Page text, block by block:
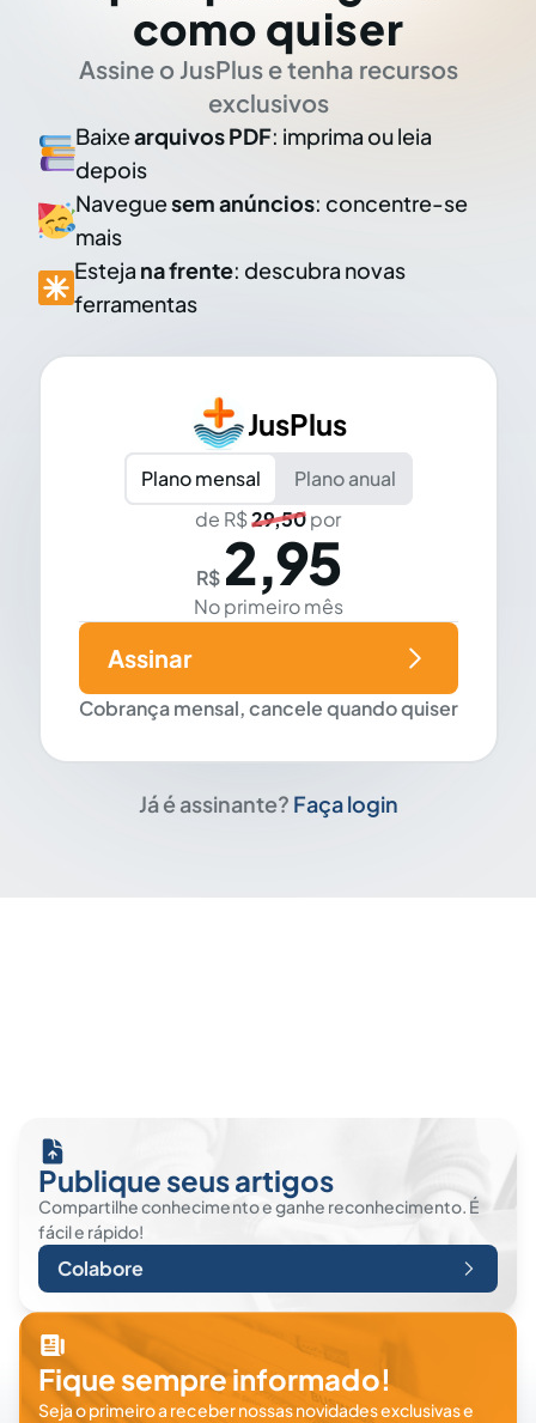
como quiser
Assine o JusPlus e tenha recursos
exclusivos
Baixearquivos PDF: imprima ou leia
depois
Naveguesem anúncios: concentre-se
mais
Esteja na frente: descubra novas
ferramentas
JusPlus
Plano mensal
Plano anual
de R$29,50por
R$ 2,95
No primeiro mês
Cobrança mensal, cancele quando quiser
Assinar
Já é assinante? Faça login
Publique seus artigos
Compartilhe conhecimento e ganhe reconhecimento. É
fácil e rápido!
Colabore
Fique sempre informado!
Seja o primeiro a receber nossas novidades exclusivas e